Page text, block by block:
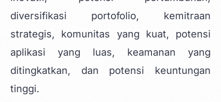
diversifikasi portofolio, kemitraan
strategis, komunitas yang kuat, potensi
aplikasi yang luas, keamanan yang
ditingkatkan, dan potensi keuntungan
tinggi.